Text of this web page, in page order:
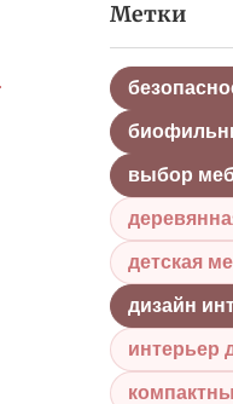
Метки
выбор
детская
дизайн
интерьер